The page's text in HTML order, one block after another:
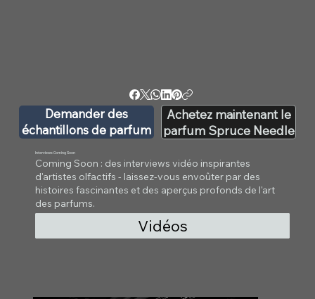
Demander des
échantillons de parfum
Achetez maintenant le
parfum Spruce Needle
Interviews Coming Soon
Coming Soon : des interviews vidéo inspirantes
d'artistes olfactifs - laissez-vous envoûter par des
histoires fascinantes et des aperçus profonds de l'art
des parfums.
Vidéos